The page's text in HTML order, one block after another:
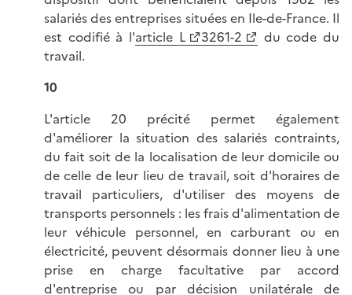
salariés des entreprises situées en Ile-de-France. Il
est codifié à l'article L 3261-2
du code du
travail.
10
L'article 20 précité permet également
d'améliorer la situation des salariés contraints,
du fait soit de la localisation de leur domicile ou
de celle de leur lieu de travail, soit d'horaires de
travail particuliers, d'utiliser des moyens de
transports personnels : les frais d'alimentation de
leur véhicule personnel, en carburant ou en
électricité, peuvent désormais donner lieu à une
prise en charge facultative par accord
d'entreprise ou par décision unilatérale de